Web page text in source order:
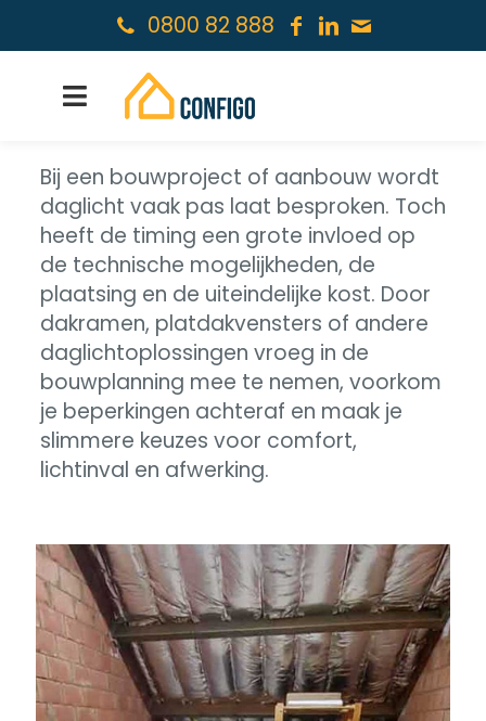
0800 82 888
Bij een bouwproject of aanbouw wordt
daglicht vaak pas laat besproken. Toch
heeft de timing een grote invloed op
de technische mogelijkheden, de
plaatsing en de uiteindelijke kost. Door
dakramen, platdakvensters of andere
daglichtoplossingen vroeg in de
bouwplanning mee te nemen, voorkom
je beperkingen achteraf en maak je
slimmere keuzes voor comfort,
lichtinval en afwerking.